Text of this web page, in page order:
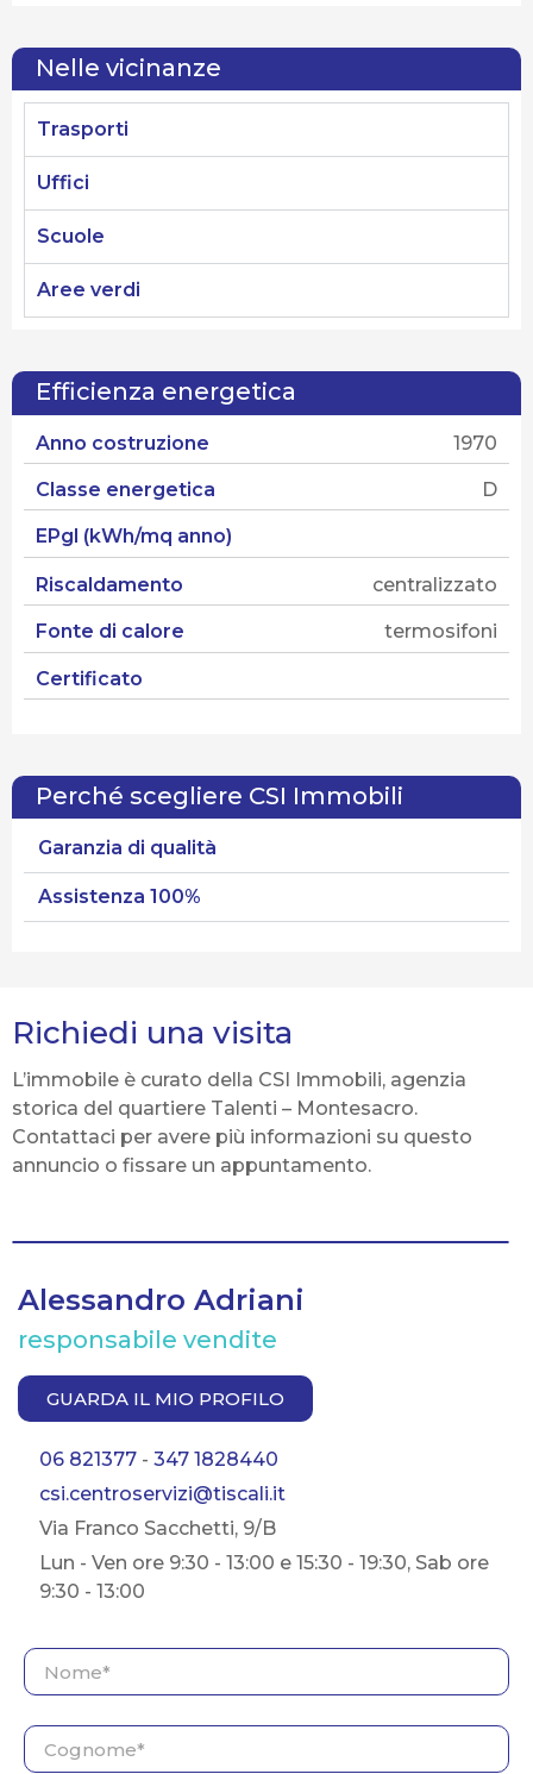
Nelle vicinanze
Trasporti
Uffici
Scuole
Aree verdi
Efficienza energetica
Anno costruzione 1970
Classe energetica D
EPgl (kWh/mq anno)
Riscaldamento centralizzato
Fonte di calore termosifoni
Certificato
Perché scegliere CSI Immobili
Garanzia di qualità
Assistenza 100%
Richiedi una visita
L’immobile è curato della CSI Immobili, agenzia
storica del quartiere Talenti – Montesacro.
Contattaci per avere più informazioni su questo
annuncio o fissare un appuntamento.
Alessandro Adriani
responsabile vendite
GUARDA IL MIO PROFILO
06 821377 - 347 1828440
csi.centroservizi@tiscali.it
Via Franco Sacchetti, 9/B
Lun - Ven ore 9:30 - 13:00 e 15:30 - 19:30, Sab ore
9:30 - 13:00